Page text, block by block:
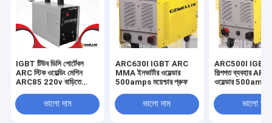
IGBT টিউব ডিসি পোর্টেবল
ARC স্টিক ওয়েল্ডিং মেশিন
ARC85 220v বাড়িতে
ভালো দাম
ARC630I IGBT ARC
MMA ইনভার্টার ওয়েল্ডার
500amps ময়েশ্চার প্রুফ
ভালো দাম
ARC500I IGBT
শিল্পগত ব্যবহার
ওয়েল্ডার 500amps
ভালো দাম